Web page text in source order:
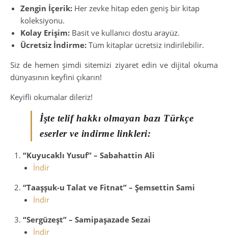
Zengin İçerik: Her zevke hitap eden geniş bir kitap
koleksiyonu.
Kolay Erişim: Basit ve kullanıcı dostu arayüz.
Ücretsiz İndirme: Tüm kitaplar ücretsiz indirilebilir.
Siz de hemen şimdi sitemizi ziyaret edin ve dijital okuma
dünyasının keyfini çıkarın!
Keyifli okumalar dileriz!
İşte telif hakkı olmayan bazı Türkçe
eserler ve indirme linkleri:
“Kuyucaklı Yusuf” – Sabahattin Ali
İndir
“Taaşşuk-u Talat ve Fitnat” – Şemsettin Sami
İndir
“Sergüzeşt” – Samipaşazade Sezai
İndir